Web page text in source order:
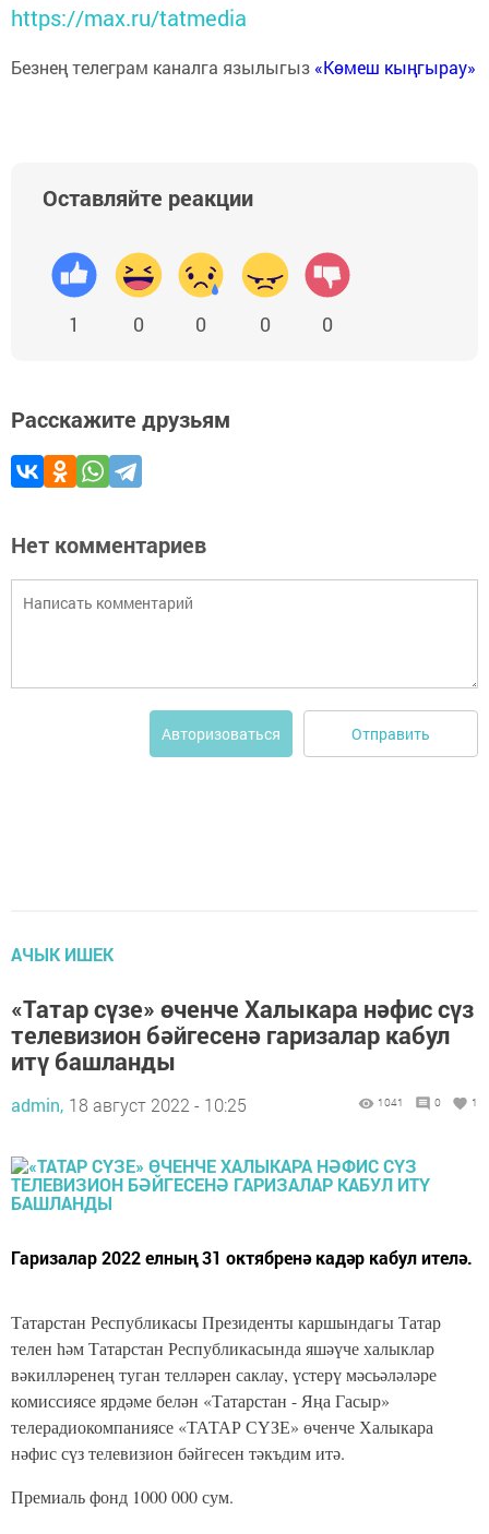
https://max.ru/tatmedia
Безнең телеграм каналга язылыгыз «Көмеш кыңгырау»
Оставляйте реакции
1 0 0 0 0
Расскажите друзьям
Нет комментариев
Авторизоваться Отправить
АЧЫК ИШЕК
«Татар сүзе» өченче Халыкара нәфис сүз
телевизион бәйгесенә гаризалар кабул
итү башланды
admin, 18 август 2022 - 10:25 1041 0 1
Гаризалар 2022 елның 31 октябренә кадәр кабул ителә.
Татарстан Республикасы Президенты каршындагы Татар
телен һәм Татарстан Республикасында яшәүче халыклар
вәкилләренең туган телләрен саклау, үстерү мәсьәләләре
комиссиясе ярдәме белән «Татарстан - Яңа Гасыр»
телерадиокомпаниясе «ТАТАР СҮЗЕ» өченче Халыкара
нәфис сүз телевизион бәйгесен тәкъдим итә.
Премиаль фонд 1000 000 сум.